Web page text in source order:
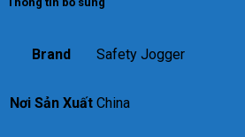
Brand Safety Jogger
Nơi Sản Xuất China